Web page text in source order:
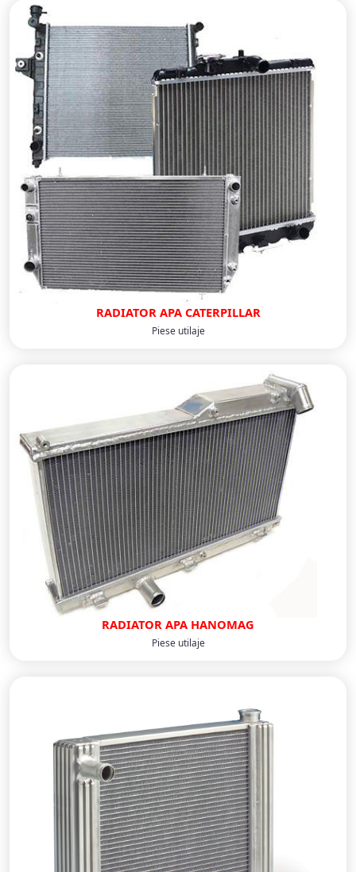
RADIATOR APA CATERPILLAR
Piese utilaje
RADIATOR APA HANOMAG
Piese utilaje